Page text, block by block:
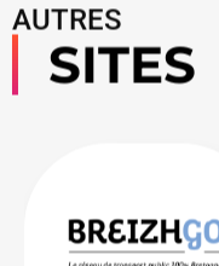
AUTRES
SITES